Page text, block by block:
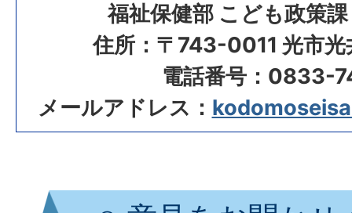
福祉保健部 こども政策
住所：〒743-0011 光市光
電話番号：0833-
メールアドレス：